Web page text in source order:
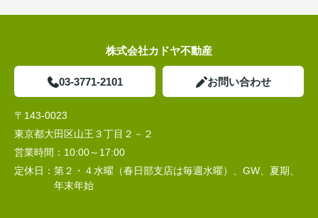
株式会社カドヤ不動産
03-3771-2101 お問い合わせ
〒143-0023
東京都大田区山王３丁目２－２
営業時間： 10:00～17:00
定休日： 第２・４水曜（春日部支店は毎週水曜）、GW、夏期、
年末年始